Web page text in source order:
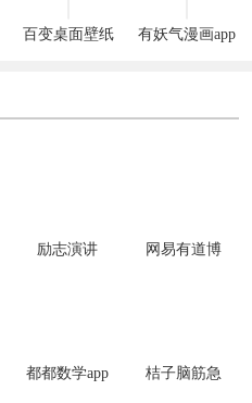
百变桌面壁纸
有妖气漫画app
励志演讲
网易有道博
都都数学app
桔子脑筋急